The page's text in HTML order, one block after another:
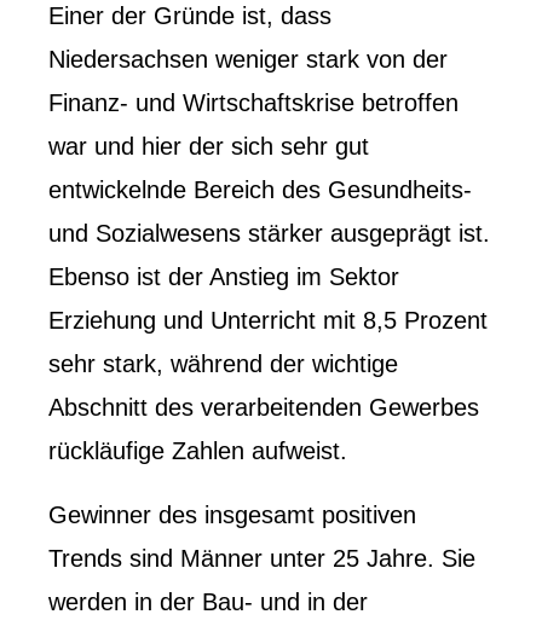
Einer der Gründe ist, dass
Niedersachsen weniger stark von der
Finanz- und Wirtschaftskrise betroffen
war und hier der sich sehr gut
entwickelnde Bereich des Gesundheits-
und Sozialwesens stärker ausgeprägt ist.
Ebenso ist der Anstieg im Sektor
Erziehung und Unterricht mit 8,5 Prozent
sehr stark, während der wichtige
Abschnitt des verarbeitenden Gewerbes
rückläufige Zahlen aufweist.
Gewinner des insgesamt positiven
Trends sind Männer unter 25 Jahre. Sie
werden in der Bau- und in der